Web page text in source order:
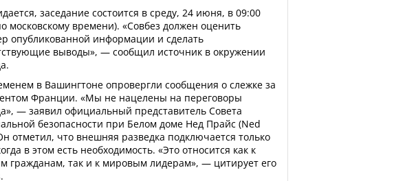
заседание состоится в среду, 24 июня, в 09:00
московскому времени). «Совбез должен оценить
опубликованной информации и сделать
выводы», — сообщил источник в окружении
в Вашингтоне опровергли сообщения о слежке за
Франции. «Мы не нацелены на переговоры
— заявил официальный представитель Совета
безопасности при Белом доме Нед Прайс (Ned
отметил, что внешняя разведка подключается только
в этом есть необходимость. «Это относится как к
гражданам, так и к мировым лидерам», — цитирует его